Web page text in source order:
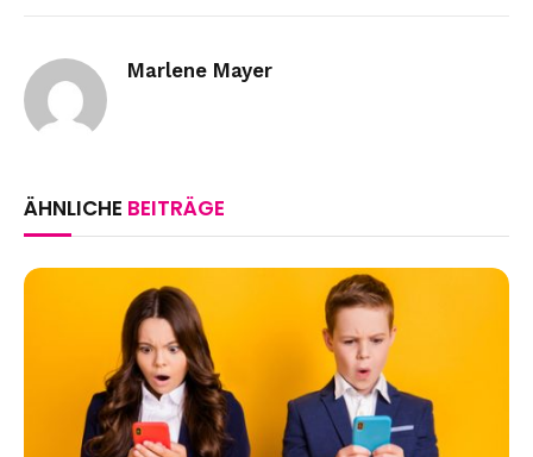
Marlene Mayer
ÄHNLICHE BEITRÄGE